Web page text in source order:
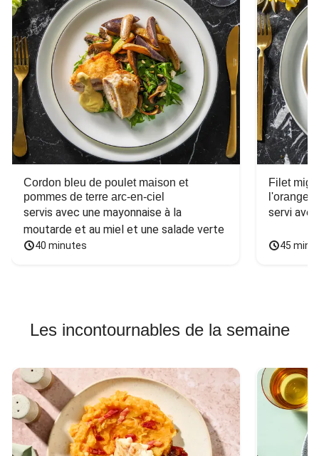
Cordon bleu de poulet maison et
pommes de terre arc-en-ciel
servis avec une mayonnaise à la
moutarde et au miel et une salade verte
40 minutes
Filet
l'orange
servi
45
Les incontournables de la semaine